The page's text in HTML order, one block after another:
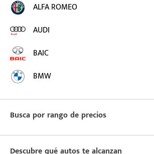
ALFA ROMEO
AUDI
BAIC
BMW
BUICK
BYD
CADILLAC
Busca por rango de precios
Descubre qué autos te alcanzan